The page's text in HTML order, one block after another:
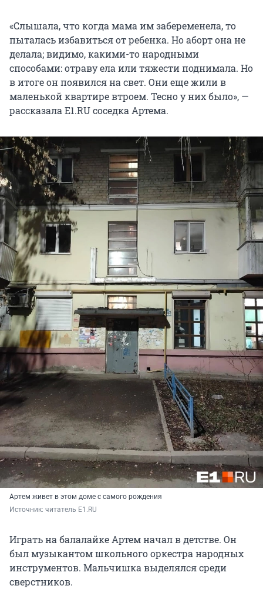
«Слышала, что когда мама им забеременела, то
пыталась избавиться от ребенка. Но аборт она не
делала; видимо, какими-то народными
способами: отраву ела или тяжести поднимала. Но
в итоге он появился на свет. Они еще жили в
маленькой квартире втроем. Тесно у них было», —
рассказала E1.RU соседка Артема.
Артем живет в этом доме с самого рождения
Источник: читатель E1.RU
Играть на балалайке Артем начал в детстве. Он
был музыкантом школьного оркестра народных
инструментов. Мальчишка выделялся среди
сверстников.